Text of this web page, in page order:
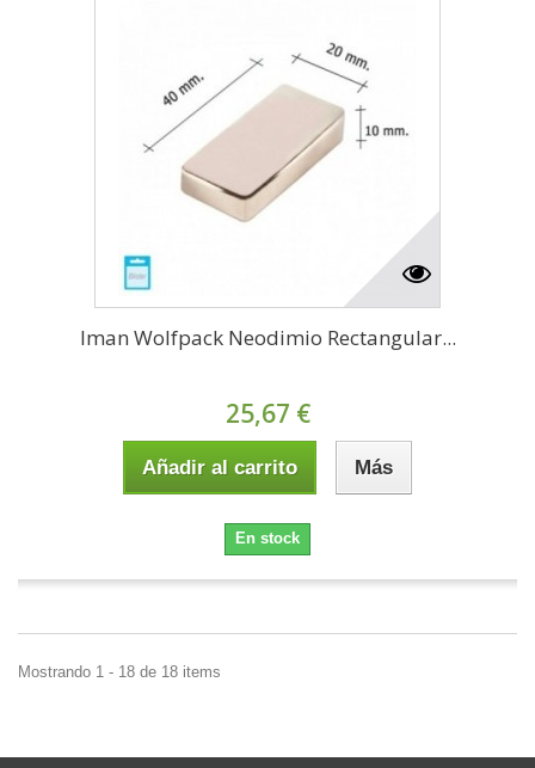
Iman Wolfpack Neodimio Rectangular...
25,67 €
Añadir al carrito Más
En stock
Mostrando 1 - 18 de 18 items